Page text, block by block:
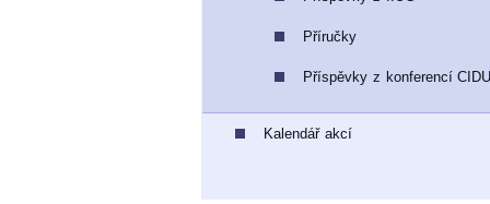
Příručky
Příspěvky z konferencí
Kalendář akcí